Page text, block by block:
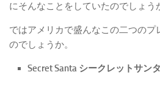
にそんなことをしていたのでしょう
ではアメリカで盛んなこの二つのプ
のでしょうか。
Secret Santa シークレットサンタ